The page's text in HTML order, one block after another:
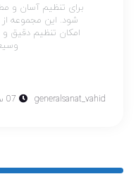
برای تنظیم آسان و
شود. این مجموعه
امکان تنظیم دقیق
generalsanat_vahid 07 سپتامبر 2022